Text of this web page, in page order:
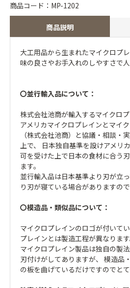
商品説明
大工用品から生まれたマイクロプ
味の良さやお手入れのしやすさで人
〇並行輸入品について：
株式会社池商が輸入するマイクロ
アメリカマイクロプレインとマイ
（株式会社池商）と協議・相談・
上で、 日本独自基準を設けアメリ
可を受けた上で日本の食材に合う
ます。
並行輸入品は日本基準より刃が立
り刃が寝ている場合がありますの
〇模造品・類似品について：
マイクロプレインのロゴが付いて
プレインとは製造工程が異なります
マイクロプレイン製品は独自の製
刃付けがしてありますが、 模造品
の板を曲げているだけですのでとて
商品コード：MP-1202